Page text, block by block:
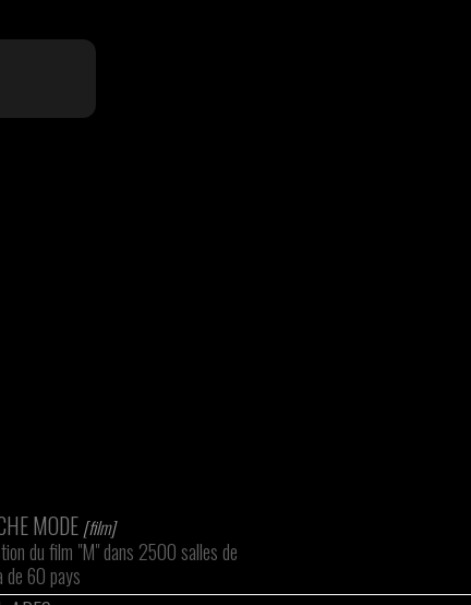
MODE [film]
du film "M" dans 2500 salles de
de 60 pays